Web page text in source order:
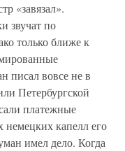
«завязал».
звучат по
только ближе к
писал вовсе не в
Петербургской
платежные
капелл его
имел дело. Когда